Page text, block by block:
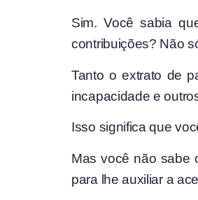
Sim. Você sabia
contribuições? Não
Tanto o extrato de
incapacidade e
Isso significa que
Mas você não sabe
para lhe auxiliar a